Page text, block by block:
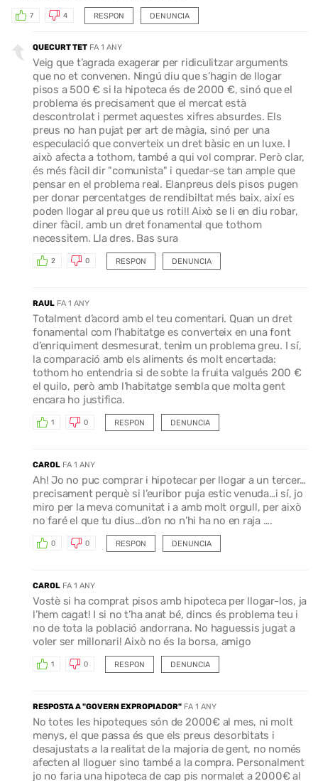
RESPON
7 4 DENUNCIA
QUECURT TET FA 1 ANY
Veig que t’agrada exagerar per ridiculitzar arguments
que no et convenen. Ningú diu que s’hagin de llogar
pisos a 500 € si la hipoteca és de 2000 €, sinó que el
problema és precisament que el mercat està
descontrolat i permet aquestes xifres absurdes. Els
preus no han pujat per art de màgia, sinó per una
especulació que converteix un dret bàsic en un luxe. I
això afecta a tothom, també a qui vol comprar. Però clar,
és més fàcil dir "comunista" i quedar-se tan ample que
pensar en el problema real. Elanpreus dels pisos pugen
per donar percentatges de rendibiltat més baix, així es
poden llogar al preu que us roti!! Això se li en diu robar,
diner fàcil, amb un dret fonamental que tothom
necessitem. Lla dres. Bas sura
RESPON
2 0 DENUNCIA
RAUL FA 1 ANY
Totalment d’acord amb el teu comentari. Quan un dret
fonamental com l’habitatge es converteix en una font
d’enriquiment desmesurat, tenim un problema greu. I sí,
la comparació amb els aliments és molt encertada:
tothom ho entendria si de sobte la fruita valgués 200 €
el quilo, però amb l’habitatge sembla que molta gent
encara ho justifica.
RESPON
1 0 DENUNCIA
CAROL FA 1 ANY
Ah! Jo no puc comprar i hipotecar per llogar a un tercer…
precisament perquè si l’euribor puja estic venuda…i sí, jo
miro per la meva comunitat i a amb molt orgull, per això
no faré el que tu dius…d’on no n’hi ha no en raja ….
RESPON
0 0 DENUNCIA
CAROL FA 1 ANY
Vostè si ha comprat pisos amb hipoteca per llogar-los, ja
l’hem cagat! I si no t’ha anat bé, dincs és problema teu i
no de tota la població andorrana. No haguessis jugat a
voler ser millonari! Això no és la borsa, amigo
RESPON
1 0 DENUNCIA
RESPOSTA A "GOVERN EXPROPIADOR" FA 1 ANY
No totes les hipoteques són de 2000€ al mes, ni molt
menys, el que passa és que els preus desorbitats i
desajustats a la realitat de la majoria de gent, no només
afecten al lloguer sino també a la compra. Personalment
jo no faria una hipoteca de cap pis normalet a 2000€ al